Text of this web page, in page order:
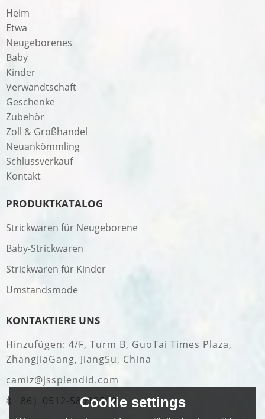
Heim
Etwa
Neugeborenes
Baby
Kinder
Verwandtschaft
Geschenke
Zubehör
Zoll & Großhandel
Neuankömmling
Schlussverkauf
Kontakt
PRODUKTKATALOG
Strickwaren für Neugeborene
Baby-Strickwaren
Strickwaren für Kinder
Umstandsmode
KONTAKTIERE UNS
Hinzufügen: 4/F, Turm B, GuoTai Times Plaza,
ZhangJiaGang, JiangSu, China
camiz@jssplendid.com
86）0512-58919509Cookie settings